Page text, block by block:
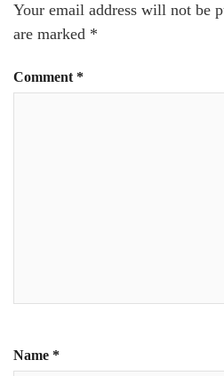
Your email address will not be
are marked *
Comment *
Name *